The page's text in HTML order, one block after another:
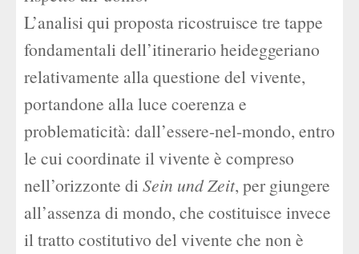
L’analisi qui proposta ricostruisce tre tappe
fondamentali dell’itinerario heideggeriano
relativamente alla questione del vivente,
portandone alla luce coerenza e
problematicità: dall’essere-nel-mondo, entro
le cui coordinate il vivente è compreso
nell’orizzonte diSein und Zeit, per giungere
all’assenza di mondo, che costituisce invece
il tratto costitutivo del vivente che non è